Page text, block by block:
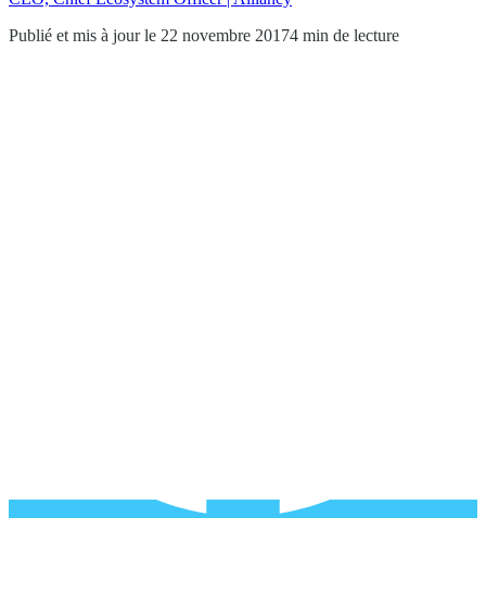
Publié et mis à jour le 22 novembre 20174 min de lecture